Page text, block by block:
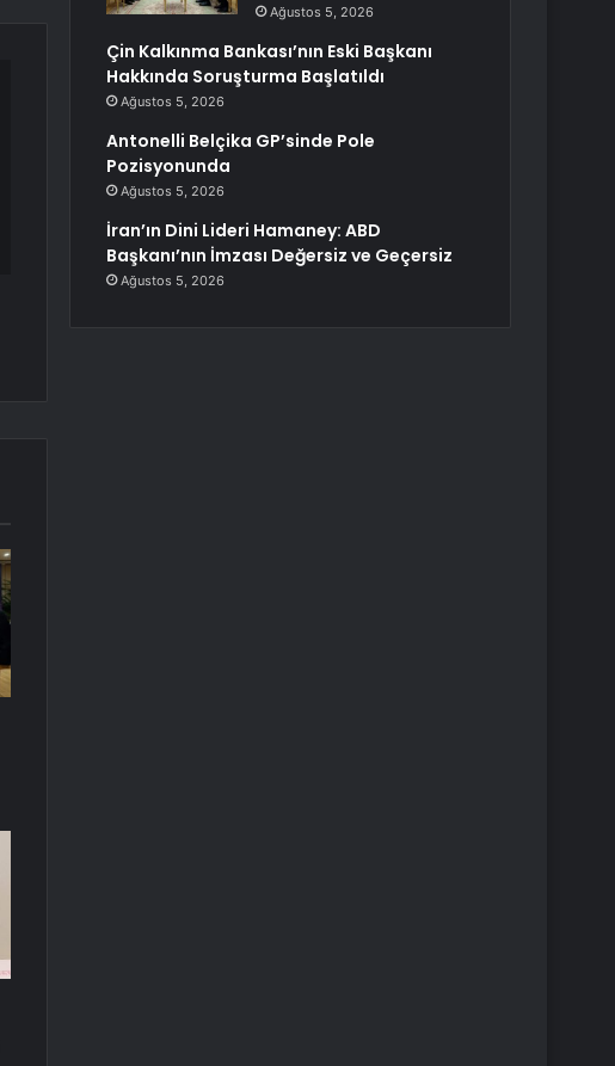
Ağustos 5, 2026
Çin Kalkınma Bankası’nın Eski Başkanı
Hakkında Soruşturma Başlatıldı
Ağustos 5, 2026
Antonelli Belçika GP’sinde Pole
Pozisyonunda
Ağustos 5, 2026
İran’ın Dini Lideri Hamaney: ABD
Başkanı’nın İmzası Değersiz ve Geçersiz
Ağustos 5, 2026